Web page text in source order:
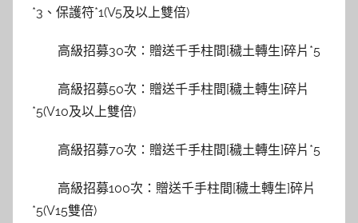
*3、保護符*1(V5及以上雙倍)
高級招募30次：贈送千手柱間[穢土轉生]碎片*5
高級招募50次：贈送千手柱間[穢土轉生]碎片
*5(V10及以上雙倍)
高級招募70次：贈送千手柱間[穢土轉生]碎片*5
高級招募100次：贈送千手柱間[穢土轉生]碎片
*5(V15雙倍)